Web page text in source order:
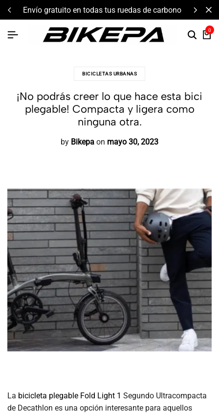
envío gratuito en todas tus ruedas de carbono
0
BICICLETAS URBANAS
¡No podrás creer lo que hace esta bici
plegable! Compacta y ligera como
ninguna otra.
by Bikepa on mayo 30, 2023
La bicicleta plegable Fold Light 1 Segundo Ultracompacta
de Decathlon es una opción interesante para aquellos